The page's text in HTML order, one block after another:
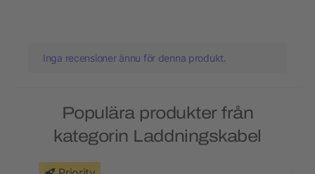
Inga recensioner ännu för denna produkt.
Populära produkter från
kategorin Laddningskabel